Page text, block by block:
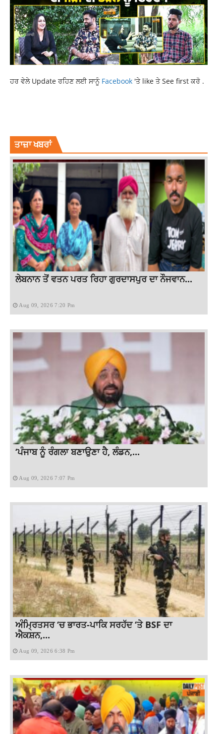
ਹਰ ਵੇਲੇ Update ਰਹਿਣ ਲਈ ਸਾਨੂੰ Facebook 'ਤੇ like ਤੇ See first ਕਰੋ .
ਤਾਜ਼ਾ ਖਬਰਾਂ
ਲੇਬਨਾਨ ਤੋਂ ਵਤਨ ਪਰਤ ਰਿਹਾ ਗੁਰਦਾਸਪੁਰ ਦਾ ਨੌਜਵਾਨ...
Aug 09, 2026 7:20 Pm
‘ਪੰਜਾਬ ਨੂੰ ਰੰਗਲਾ ਬਣਾਉਣਾ ਹੈ, ਲੰਡਨ,...
Aug 09, 2026 7:07 Pm
ਅੰਮ੍ਰਿਤਸਰ ‘ਚ ਭਾਰਤ-ਪਾਕਿ ਸਰਹੱਦ ‘ਤੇ BSF ਦਾ
ਐਕਸ਼ਨ,...
Aug 09, 2026 6:38 Pm